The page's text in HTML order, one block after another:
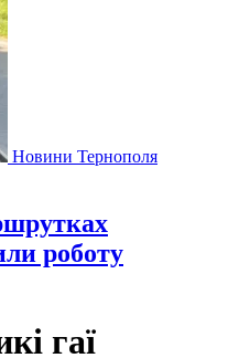
Новини Тернополя
роботу
гаї